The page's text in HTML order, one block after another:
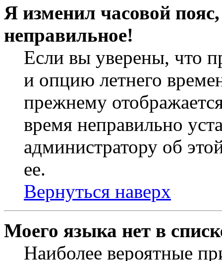
Я изменил часовой
неправильное!
Если вы уверены, что
и опцию летнего
прежнему
время неправильно
администратору об
ее.
Вернуться наверх
Моего языка нет в
Наиболее вероятные